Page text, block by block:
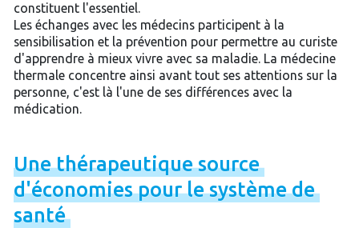
constituent l'essentiel.
Les échanges avec les médecins participent à la
sensibilisation et la prévention pour permettre au curiste
d'apprendre à mieux vivre avec sa maladie. La médecine
thermale concentre ainsi avant tout ses attentions sur la
personne, c'est là l'une de ses différences avec la
médication.
Unethérapeutiquesource
d'économiespourlesystèmede
santé